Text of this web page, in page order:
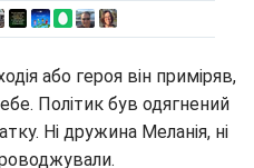
або героя він приміряв,
Політик був одягнений
Ні дружина Меланія, ні